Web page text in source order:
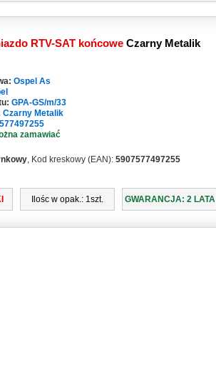
RTV-SAT końcowe Czarny Metalik
Ospel As
GPA-GS/m/33
Czarny Metalik
zamawiać
, Kod kreskowy (EAN): 5907577497255
Ilośc w opak.: 1szt. GWARANCJA: 2 LATA